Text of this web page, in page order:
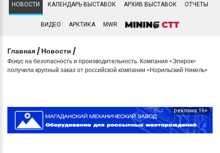
НОВОСТИ КАЛЕНДАРЬ ВЫСТАВОК АРХИВ ВЫСТАВОК ОТЧЕТЫ
ВИДЕО АРКТИКА MWR
Главная / Новости /
Фокус на безопасность и производительность. Компания «Эпирок»
получила крупный заказ от российской компании «Норильский Никель»
реклама 16+